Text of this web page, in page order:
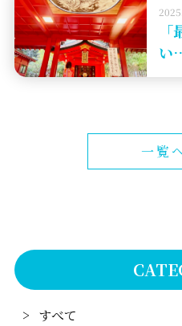
い
醒
一覧
すべて